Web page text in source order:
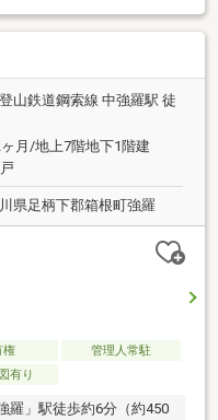
山鉄道鋼索線 中強羅駅 徒
月/地上7階地下1階建
県足柄下郡箱根町強羅
権
管理人常駐
有り
羅」駅徒歩約6分（約450